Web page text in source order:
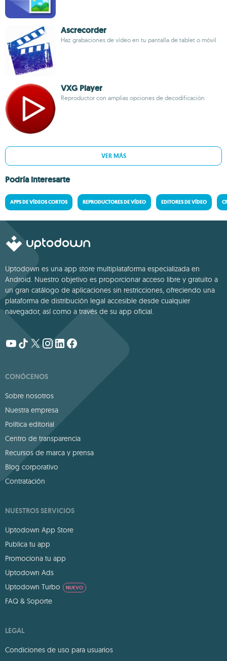
Ascrecorder
Haz grabaciones de vídeo en tu pantalla de tablet o móvil
VXG Player
Reproductor con amplias opciones de decodificación
VER MÁS
Podría interesarte
APPS DE VÍDEOS CORTOS REPRODUCTORES DE VÍDEO EDITORES DE VÍDEO
Uptodown es una app store multiplataforma especializada en
Android. Nuestro objetivo es proporcionar acceso libre y gratuito a
un gran catálogo de aplicaciones sin restricciones, ofreciendo una
plataforma de distribución legal accesible desde cualquier
navegador, así como a través de su app oficial.
CONÓCENOS
Sobre nosotros
Nuestra empresa
Política editorial
Centro de transparencia
Recursos de marca y prensa
Blog corporativo
Contratación
NUESTROS SERVICIOS
Uptodown App Store
Publica tu app
Promociona tu app
Uptodown Ads
Uptodown Turbo
NUEVO
FAQ & Soporte
LEGAL
Condiciones de uso para usuarios